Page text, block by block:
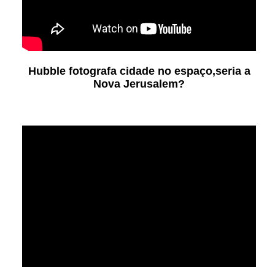
Hubble fotografa cidade no espaço,seria a
Nova Jerusalem?